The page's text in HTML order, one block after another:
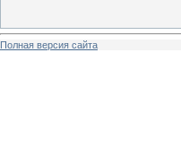
Полная версия сайта